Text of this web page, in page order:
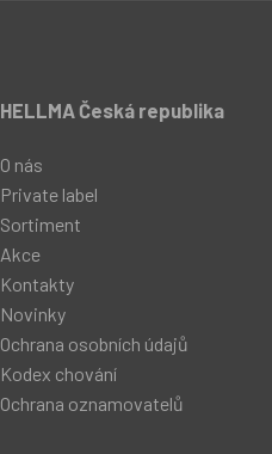
HELLMA Česká republika
O nás
Private label
Sortiment
Akce
Kontakty
Novinky
Ochrana osobních údajů
Kodex chování
Ochrana oznamovatelů